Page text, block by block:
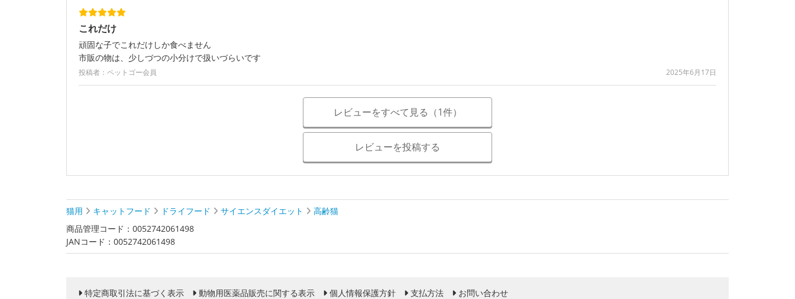
これだけ
頑固な子でこれだけしか食べません
市販の物は、少しづつの小分けで扱いづらいです
投稿者：ペットゴー会員 2025年6月17日
レビューをすべて見る（1件）
レビューを投稿する
猫用 キャットフード ドライフード サイエンスダイエット
高齢猫
商品管理コード：0052742061498
JANコード：0052742061498
特定商取引法に基づく表示 動物用医薬品販売に関する表示 個人情報保護方針 支払方法 お問い合わせ